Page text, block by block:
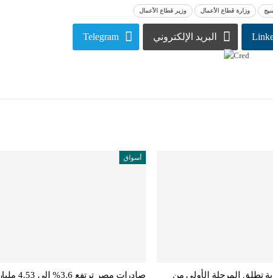
وزارة قطاع الأعمال وزير قطاع الأعمال
البريد الإلكتروني Telegram
تطلق المرحلة الأولى من
أسواق
صادرات مصر ترتفع 3.6% إلى 4.53 مليار